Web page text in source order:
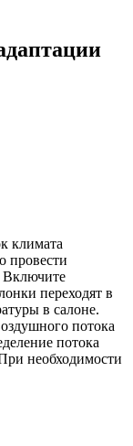
климата
провести
Включите
переходят в
в салоне.
потока
потока
необходимости